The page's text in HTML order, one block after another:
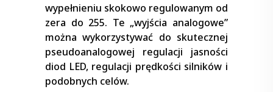
wypełnieniu skokowo regulowanym od
zera do 255. Te „wyjścia analogowe”
można wykorzystywać do skutecznej
pseudoanalogowej regulacji jasności
diod LED, regulacji prędkości silników i
podobnych celów.